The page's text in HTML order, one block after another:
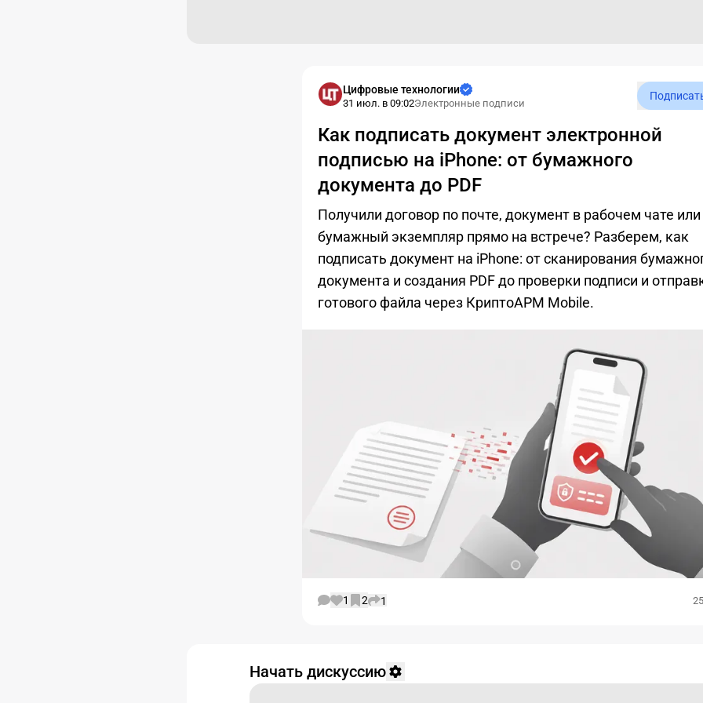
Цифровые технологии
31 июл. в 09:02Электронные подписи
Как подписать документ электронной
подписью на iPhone: от бумажного
документа до PDF
Получили договор по почте, документ в рабочем чате или
бумажный экземпляр прямо на встрече? Разберем, как
подписать документ на iPhone: от сканирования
документа и создания PDF до проверки подписи и
готового файла через КриптоАРМ Mobile.
1 2 1
Начать дискуссию